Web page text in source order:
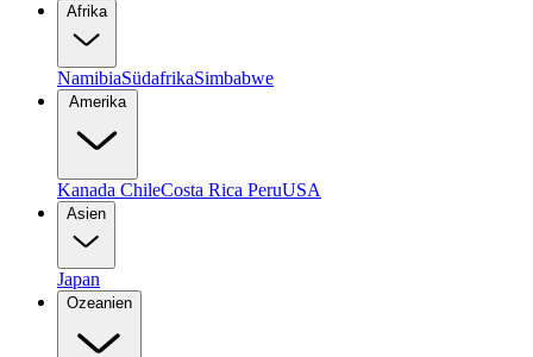
Afrika
NamibiaSüdafrikaSimbabwe
Amerika
Kanada ChileCosta Rica PeruUSA
Asien
Japan
Ozeanien